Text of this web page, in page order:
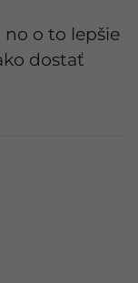
no o to lepšie
dostať